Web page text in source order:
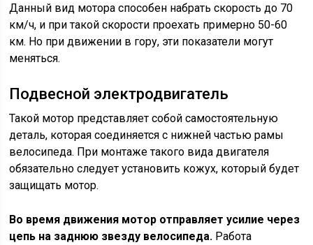
Данный вид мотора способен набрать скорость до 70
км/ч, и при такой скорости проехать примерно 50-60
км. Но при движении в гору, эти показатели могут
меняться.
Подвесной электродвигатель
Такой мотор представляет собой самостоятельную
деталь, которая соединяется с нижней частью рамы
велосипеда. При монтаже такого вида двигателя
обязательно следует установить кожух, который будет
защищать мотор.
Во время движения мотор отправляет усилие через
цепь на заднюю звезду велосипеда. Работа